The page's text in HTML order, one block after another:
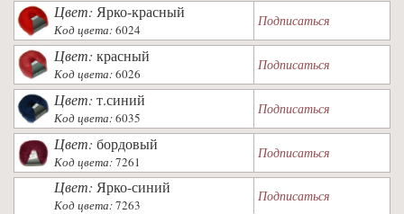
Цвет: Ярко-красный
Код цвета:6024
Подписаться
Цвет: красный
Код цвета:6026
Подписаться
Цвет: т.синий
Код цвета:6035
Подписаться
Цвет: бордовый
Код цвета:7261
Подписаться
Цвет: Ярко-синий
Код цвета:7263
Подписаться